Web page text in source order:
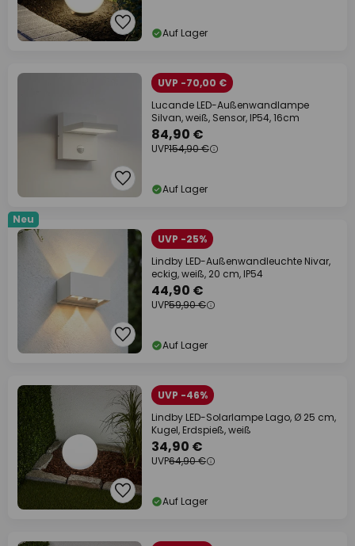
Auf Lager
UVP -70,00 €
Lucande LED-Außenwandlampe
Silvan, weiß, Sensor, IP54, 16cm
84,90 €
UVP154,90 €
Auf Lager
Neu
UVP -25%
Lindby LED-Außenwandleuchte Nivar,
eckig, weiß, 20 cm, IP54
44,90 €
UVP59,90 €
Auf Lager
UVP -46%
Lindby LED-Solarlampe Lago, Ø 25 cm,
Kugel, Erdspieß, weiß
34,90 €
UVP64,90 €
Auf Lager